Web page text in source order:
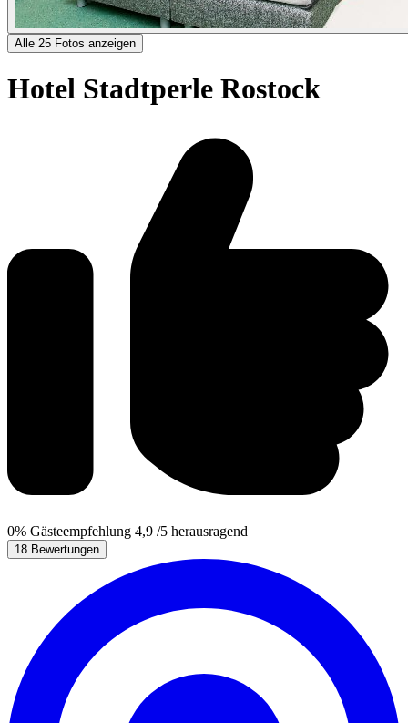
Alle 25 Fotos anzeigen
Hotel Stadtperle Rostock
0% Gästeempfehlung 4,9 /5 herausragend
18 Bewertungen